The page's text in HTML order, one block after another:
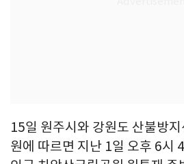
15일 원주시와 강원도 산불방
원에 따르면 지난 1일 오후 6시